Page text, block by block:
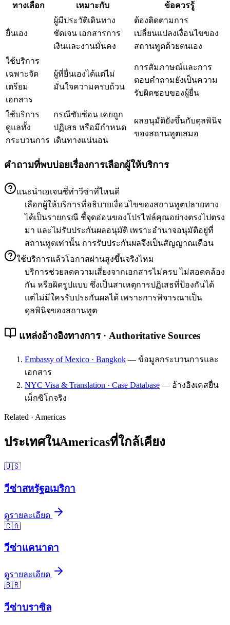
ทางเลือก เหมาะกับ ข้อควรรู้
ยื่นเอง
ผู้มีประวัติเดินทาง
ชัดเจน เอกสารการ
เงินและงานมั่นคง
ต้องติดตามการ
เปลี่ยนแปลงเงื่อนไขของ
สถานทูตด้วยตนเอง
ใช้บริการ
เฉพาะจัด
เตรียม
เอกสาร
ผู้ที่ยื่นเองได้แต่ไม่
มั่นใจความครบถ้วน
การสัมภาษณ์และการ
ตอบคำถามยังเป็นความ
รับผิดชอบของผู้ยื่น
ใช้บริการ
ดูแลทั้ง
กระบวนการ
กรณีซับซ้อน เคยถูก
ปฏิเสธ หรือมีกำหนด
เดินทางแน่นอน
ผลอนุมัติยังขึ้นกับดุลพินิจ
ของสถานทูตเสมอ
คำถามที่พบบ่อยเรื่องการเลือกผู้ให้บริการ
แนะนำเอเจนซี่ทำวีซ่าที่ไหนดี
เลือกผู้ให้บริการที่อธิบายเงื่อนไขของสถานทูตปลายทาง
ได้เป็นรายกรณี ชี้จุดอ่อนของโปรไฟล์คุณอย่างตรงไปตรง
มา และไม่รับประกันผลอนุมัติ เพราะอำนาจอนุมัติอยู่ที่
สถานทูตเท่านั้น การรับประกันผลจึงเป็นสัญญาณเตือน
ใช้บริการแล้วโอกาสผ่านสูงขึ้นจริงไหม
บริการช่วยลดความเสี่ยงจากเอกสารไม่ครบ ไม่สอดคล้อง
กัน หรือผิดรูปแบบ ซึ่งเป็นสาเหตุการปฏิเสธที่ป้องกันได้
แต่ไม่มีใครรับประกันผลได้ เพราะการพิจารณาเป็น
ดุลพินิจของสถานทูต
แหล่งอ้างอิงทางการ · Authoritative Sources
Embassy of Mexico · Bangkok — ข้อมูลกระบวนการและ
เอกสาร
NYC Visa & Translation · Case Database — อ้างอิงเคสยื่น
เม็กซิโกจริง
Related · Americas
ประเทศในAmericasที่ใกล้เคียง
🇺🇸
วีซ่าสหรัฐอเมริกา
ดูรายละเอียด
🇨🇦
วีซ่าแคนาดา
ดูรายละเอียด
🇧🇷
วีซ่าบราซิล